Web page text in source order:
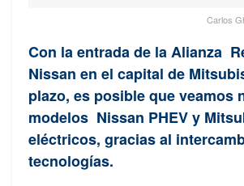
Carlos
Con la entrada de la Alianza
Nissan en el capital de
plazo, es posible que veamos
modelos Nissan PHEV y
eléctricos, gracias al
tecnologías.